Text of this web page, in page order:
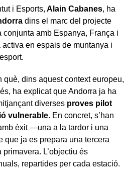
i Esports, Alain Cabanes, ha
dins el marc del projecte
conjunta amb Espanya, França i
en espais de muntanya i
dins aquest context europeu,
ha explicat que Andorra ja ha
diverses proves pilot
vulnerable. En concret, s’han
èxit —una a la tardor i una
que ja es prepara una tercera
L’objectiu és
repartides per cada estació.